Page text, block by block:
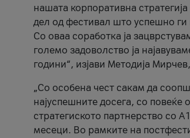
нашата корпоративна
дел од фестивал што успешно ги
Со оваа соработка ја
големо задоволство ја
години“, изјави Методија
„Со особена чест сакам да
најуспешните досега, со
стратегиското партнерство со
месеци. Во рамките на